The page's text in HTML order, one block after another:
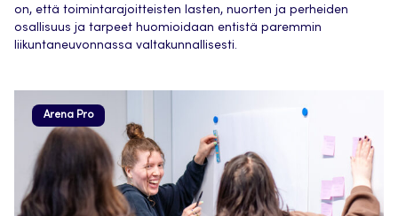
on, että toimintarajoitteisten lasten, nuorten ja perheiden
osallisuus ja tarpeet huomioidaan entistä paremmin
liikuntaneuvonnassa valtakunnallisesti.
Arena Pro